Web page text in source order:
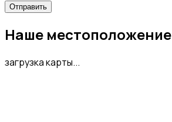
Наше местоположение
загрузка карты...